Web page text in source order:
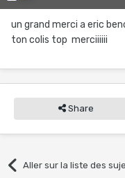
un grand merci a eric
ton colis top merciiiiii
Share
Aller sur la liste des